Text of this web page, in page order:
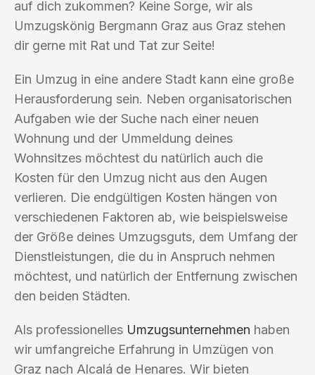
auf dich zukommen? Keine Sorge, wir als
Umzugskönig Bergmann Graz aus Graz stehen
dir gerne mit Rat und Tat zur Seite!
Ein Umzug in eine andere Stadt kann eine große
Herausforderung sein. Neben organisatorischen
Aufgaben wie der Suche nach einer neuen
Wohnung und der Ummeldung deines
Wohnsitzes möchtest du natürlich auch die
Kosten für den Umzug nicht aus den Augen
verlieren. Die endgültigen Kosten hängen von
verschiedenen Faktoren ab, wie beispielsweise
der Größe deines Umzugsguts, dem Umfang der
Dienstleistungen, die du in Anspruch nehmen
möchtest, und natürlich der Entfernung zwischen
den beiden Städten.
Als professionelles Umzugsunternehmen haben
wir umfangreiche Erfahrung in Umzügen von
Graz nach Alcalá de Henares. Wir bieten